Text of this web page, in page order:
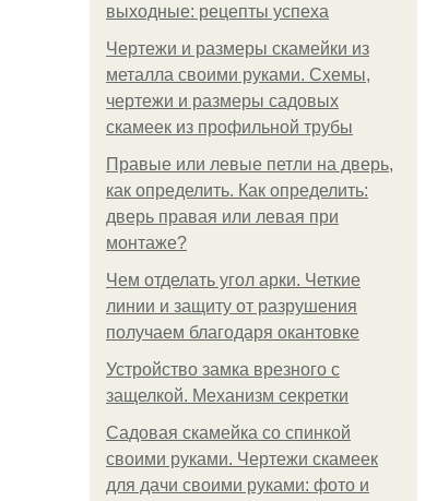
выходные: рецепты успеха
Чертежи и размеры скамейки из
металла своими руками. Схемы,
чертежи и размеры садовых
скамеек из профильной трубы
Правые или левые петли на дверь,
как определить. Как определить:
дверь правая или левая при
монтаже?
Чем отделать угол арки. Четкие
линии и защиту от разрушения
получаем благодаря окантовке
Устройство замка врезного с
защелкой. Механизм секретки
Садовая скамейка со спинкой
своими руками. Чертежи скамеек
для дачи своими руками: фото и